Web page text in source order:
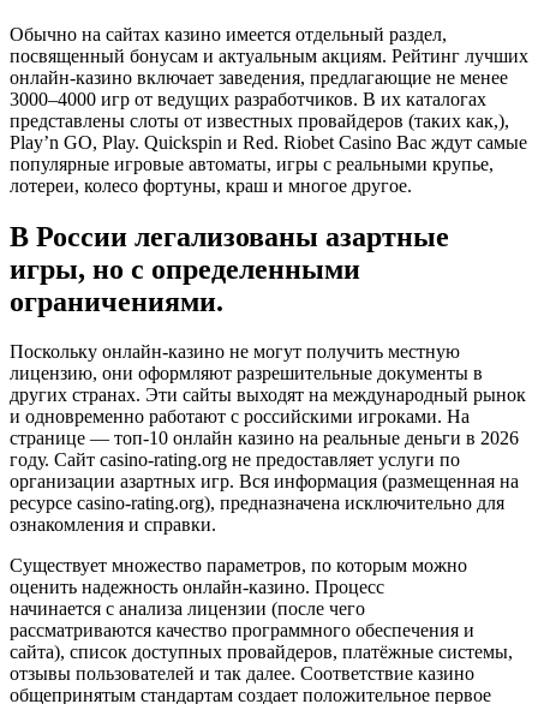
Обычно на сайтах казино имеется отдельный раздел,
посвященный бонусам и актуальным акциям. Рейтинг лучших
онлайн-казино включает заведения, предлагающие не менее
3000–4000 игр от ведущих разработчиков. В их каталогах
представлены слоты от известных провайдеров (таких как,),
Play’n GO, Play. Quickspin и Red. Riobet Casino Вас ждут самые
популярные игровые автоматы, игры с реальными крупье,
лотереи, колесо фортуны, краш и многое другое.
В России легализованы азартные
игры, но с определенными
ограничениями.
Поскольку онлайн-казино не могут получить местную
лицензию, они оформляют разрешительные документы в
других странах. Эти сайты выходят на международный рынок
и одновременно работают с российскими игроками. На
странице — топ-10 онлайн казино на реальные деньги в 2026
году. Сайт casino-rating.org не предоставляет услуги по
организации азартных игр. Вся информация (размещенная на
ресурсе casino-rating.org), предназначена исключительно для
ознакомления и справки.
Существует множество параметров, по которым можно
оценить надежность онлайн-казино. Процесс
начинается с анализа лицензии (после чего
рассматриваются качество программного обеспечения и
сайта), список доступных провайдеров, платёжные системы,
отзывы пользователей и так далее. Соответствие казино
общепринятым стандартам создает положительное первое